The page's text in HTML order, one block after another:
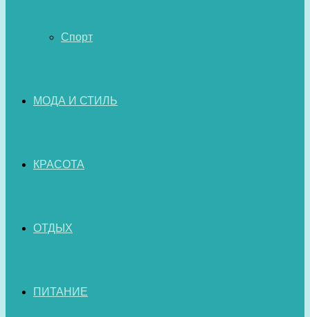
Спорт
МОДА И СТИЛЬ
КРАСОТА
ОТДЫХ
ПИТАНИЕ